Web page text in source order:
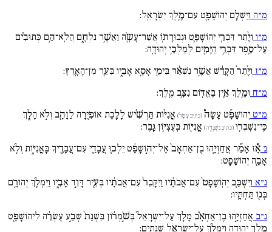
מ״ה וַיַּשְׁלֵ֥ם יְהוֹשָׁפָ֖ט עִם־מֶ֥לֶךְ יִשְׂרָאֵֽל:
מ״ו וְיֶ֨תֶר דִּבְרֵ֧י יְהוֹשָׁפָ֛ט וּגְבוּרָת֥וֹ אֲשֶׁר־עָשָֹ֖ה וַאֲשֶׁ֣ר נִלְחָ֑ם הֲלֹֽא־הֵ֣ם כְּתוּבִ֗ים
עַל־סֵ֛פֶר דִּבְרֵ֥י הַיָּמִ֖ים לְמַלְכֵ֥י יְהוּדָֽה:
מ״ז וְיֶ֙תֶר֙ הַקָּדֵ֔שׁ אֲשֶׁ֣ר נִשְׁאַ֔ר בִּימֵ֖י אָסָ֣א אָבִ֑יו בִּעֵ֖ר מִן־הָאָֽרֶץ:
מ״ח וּמֶ֥לֶךְ אֵ֛ין בֶּאֱד֖וֹם נִצָּ֥ב מֶֽלֶךְ:
מ״ט יְהוֹשָׁפָ֡ט עָשָׂה֩ (כתיב עָשָׂר֩) אֳנִיּ֨וֹת תַּרְשִׁ֜ישׁ לָלֶ֧כֶת אוֹפִ֛ירָה לַזָּהָ֖ב וְלֹ֣א הָלָ֑ךְ
כִּֽי־נִשְׁבְּר֥וּ (כתיב נִשְׁבְּרֻ֥ה) אֳנִיּ֖וֹת בְּעֶצְי֥וֹן גָּֽבֶר:
נ׳ אָ֠ז אָמַ֞ר אֲחַזְיָ֚הוּ בֶן־אַחְאָב֙ אֶל־יְה֣וֹשָׁפָ֔ט יֵלְכ֧וּ עֲבָדַ֛י עִם־עֲבָדֶ֖יךָ בָּאֳנִיּ֑וֹת וְלֹ֥א
אָבָ֖ה יְהוֹשָׁפָֽט:
נ״א וַיִּשְׁכַּ֚ב יְהֽוֹשָׁפָט֙ עִם־אֲבֹתָ֔יו וַיִּקָּבֵר֙ עִם־אֲבֹתָ֔יו בְּעִ֖יר דָּוִ֣ד אָבִ֑יו וַיִּמְלֹ֛ךְ יְהוֹרָ֥ם
בְּנ֖וֹ תַּחְתָּֽיו:
נ״ב אֲחַזְיָ֣הוּ בֶן־אַחְאָ֗ב מָלַ֚ךְ עַל־יִשְׂרָאֵל֙ בְּשֹׁ֣מְר֔וֹן בִּשְׁנַת֙ שְׁבַ֣ע עֶשְׂרֵ֔ה לִיהוֹשָׁפָ֖ט
מֶ֣לֶךְ יְהוּדָ֑ה וַיִּמְלֹ֥ךְ עַל־יִשְׂרָאֵ֖ל שְׁנָתָֽיִם: